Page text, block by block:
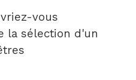
vous
la sélection d'un